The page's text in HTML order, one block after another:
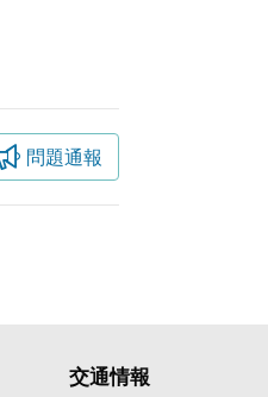
問題通報
交通情報